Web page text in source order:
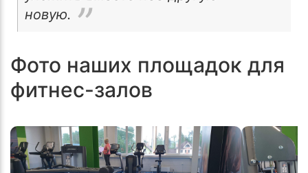
новую.
Фото наших площадок для
фитнес-залов